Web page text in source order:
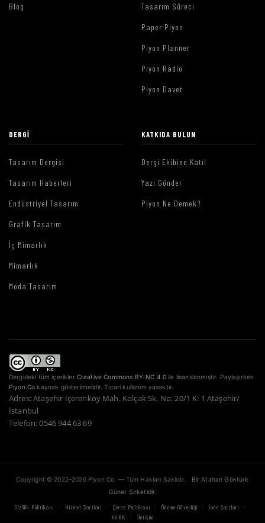
Blog Tasarım Süreci
Paper Piyon
Piyon Planner
Piyon Radio
Piyon Davet
DERGI
Tasarım Dergisi
Tasarım Haberleri
Endüstriyel Tasarım
Grafik Tasarım
İç Mimarlık
Mimarlık
Moda Tasarım
KATKIDA BULUN
Dergi Ekibine Katıl
Yazı Gönder
Piyon Ne Demek?
Dergideki tüm içerikler Creative Commons BY-NC 4.0 ile lisanslanmıştır. Paylaşırken
Piyon.Co kaynak gösterilmelidir. Ticari kullanım yasaktır.
Adres: Ataşehir İçerenköy Mah. Kolçak Sk. No: 20/1 K: 1 Ataşehir/
İstanbul
Telefon: 0546 944 63 69
Copyright © 2022–2026 Piyon Co. — Tüm Hakları Saklıdır.
Bir Atahan Göktürk
Güner Şirketidir.
Gizlilik Politikası · Hizmet Şartları · Çerez Politikası · Ödeme Güvenliği · İade Şartları ·
KVKK · İletişim